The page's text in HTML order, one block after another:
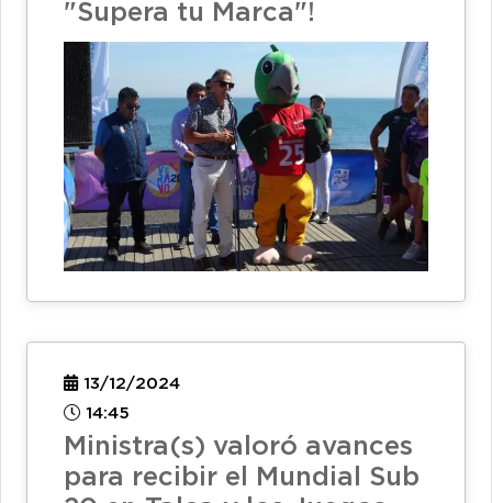
"Supera tu Marca"!
13/12/2024
14:45
Ministra(s) valoró avances
para recibir el Mundial Sub